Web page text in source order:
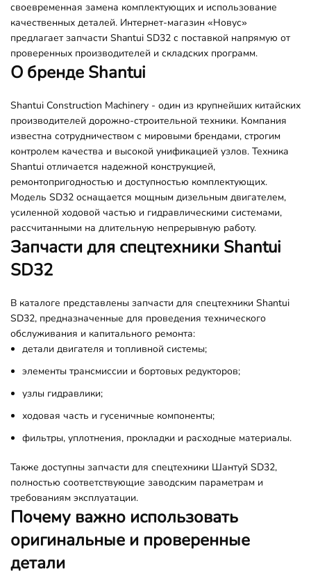
своевременная замена комплектующих и использование
качественных деталей. Интернет-магазин «Новус»
предлагает запчасти Shantui SD32 с поставкой напрямую от
проверенных производителей и складских программ.
О бренде Shantui
Shantui Construction Machinery - один из крупнейших китайских
производителей дорожно-строительной техники. Компания
известна сотрудничеством с мировыми брендами, строгим
контролем качества и высокой унификацией узлов. Техника
Shantui отличается надежной конструкцией,
ремонтопригодностью и доступностью комплектующих.
Модель SD32 оснащается мощным дизельным двигателем,
усиленной ходовой частью и гидравлическими системами,
рассчитанными на длительную непрерывную работу.
Запчасти для спецтехники Shantui
SD32
В каталоге представлены запчасти для спецтехники Shantui
SD32, предназначенные для проведения технического
обслуживания и капитального ремонта:
детали двигателя и топливной системы;
элементы трансмиссии и бортовых редукторов;
узлы гидравлики;
ходовая часть и гусеничные компоненты;
фильтры, уплотнения, прокладки и расходные материалы.
Также доступны запчасти для спецтехники Шантуй SD32,
полностью соответствующие заводским параметрам и
требованиям эксплуатации.
Почему важно использовать
оригинальные и проверенные
детали